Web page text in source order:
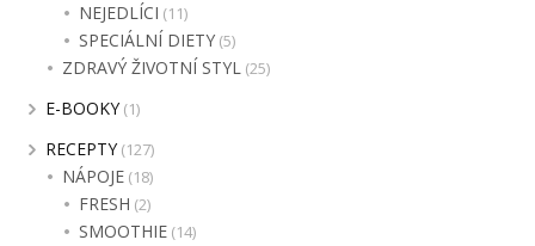
NEJEDLÍCI (11)
SPECIÁLNÍ DIETY (5)
ZDRAVÝ ŽIVOTNÍ STYL (25)
E-BOOKY(1)
RECEPTY(127)
NÁPOJE (18)
FRESH (2)
SMOOTHIE (14)